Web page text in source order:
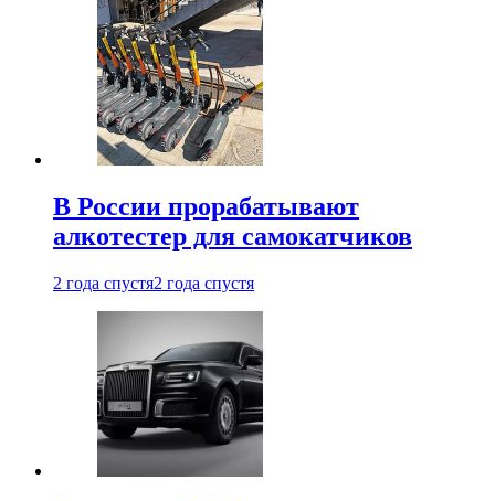
В России прорабатывают
алкотестер для самокатчиков
2 года спустя2 года спустя